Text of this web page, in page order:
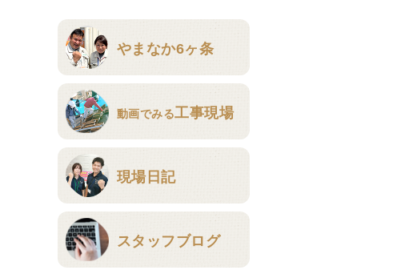
やまなか6ヶ条
動画でみる工事現場
現場日記
スタッフブログ